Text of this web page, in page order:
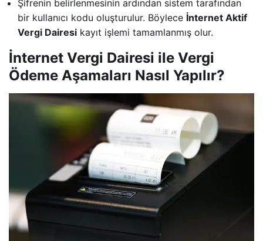
Şifrenin belirlenmesinin ardından sistem tarafından
bir kullanıcı kodu oluşturulur. Böylece İnternet Aktif
Vergi Dairesi kayıt işlemi tamamlanmış olur.
İnternet Vergi Dairesi ile Vergi
Ödeme Aşamaları Nasıl Yapılır?